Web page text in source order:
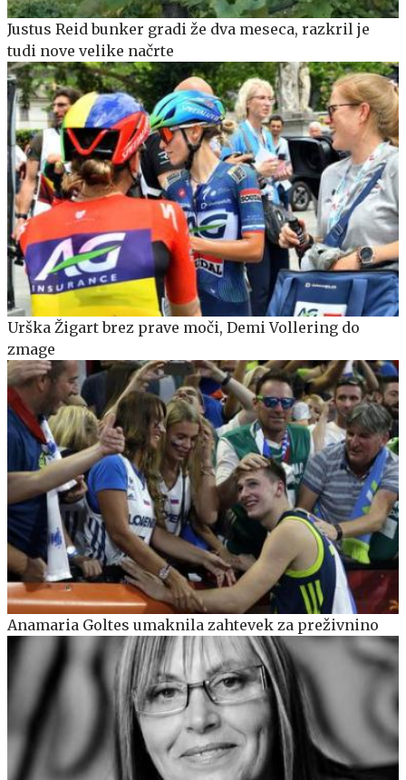
Justus Reid bunker gradi že dva meseca, razkril je
tudi nove velike načrte
Urška Žigart brez prave moči, Demi Vollering do
zmage
Anamaria Goltes umaknila zahtevek za preživnino